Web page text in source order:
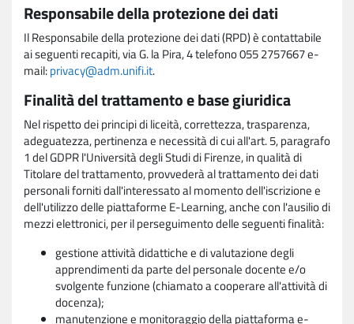
Responsabile della protezione dei dati
Il Responsabile della protezione dei dati (RPD) è contattabile
ai seguenti recapiti, via G. la Pira, 4 telefono 055 2757667 e-
mail:privacy@adm.unifi.it.
Finalità del trattamento e base giuridica
Nel rispetto dei principi di liceità, correttezza, trasparenza,
adeguatezza, pertinenza e necessità di cui all'art. 5, paragrafo
1 del GDPR l'Università degli Studi di Firenze, in qualità di
Titolare del trattamento, provvederà al trattamento dei dati
personali forniti dall'interessato al momento dell'iscrizione e
dell'utilizzo delle piattaforme E-Learning, anche con l'ausilio di
mezzi elettronici, per il perseguimento delle seguenti finalità:
gestione attività didattiche e di valutazione degli
apprendimenti da parte del personale docente e/o
svolgente funzione (chiamato a cooperare all'attività di
docenza);
manutenzione e monitoraggio della piattaforma e-